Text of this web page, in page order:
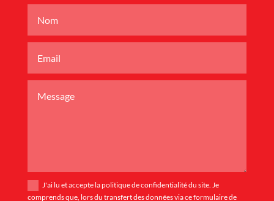
J'ai lu et accepte la politique de confidentialité du site. Je
comprends que, lors du transfert des données via ce formulaire de